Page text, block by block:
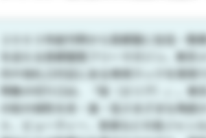
２００３年創刊時から首都圏に在住・
を迎える首都圏型フリーマガジン。東
内や改札口付近にある専用ラックを使用
特集の切り口は、「街（エリア）」。東
の街の個性を衣・食・住さまざまな角度
ト、ビューティー、音楽などの各ジャ